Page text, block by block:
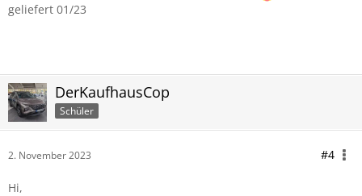
geliefert 01/23
DerKaufhausCop
Schüler
2. November 2023 #4
Hi,